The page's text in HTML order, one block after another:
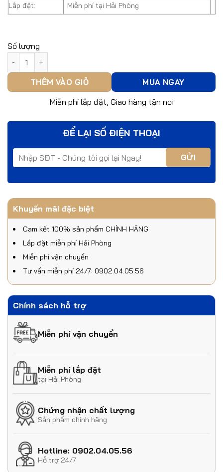
Lắp đặt:
Miễn phí tại Hải Phòng
Số lượng
THÊM VÀO GIỎ
MUA NGAY
Miễn phí lắp đặt, Giao hàng tận nơi
ĐỂ LẠI SỐ ĐIỆN THOẠI
Khuyến mãi đặc biệt
Cam kết 100% sản phẩm CHÍNH HÃNG
Lắp đặt miễn phí Hải Phòng
Miễn phí vận chuyển
Tư vấn miễn phí 24/7: 0902.04.05.56
Chính sách hỗ trợ
Miễn phí vận chuyển
Miễn phí lắp đặt
tại Hải Phòng
Chứng nhận chất lượng
Sản phẩm chính hãng
Hotline: 0902.04.05.56
Hỗ trợ 24/7